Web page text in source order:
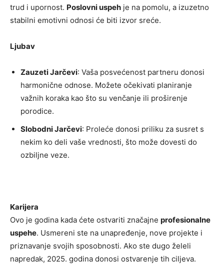
trud i upornost. Poslovni uspeh je na pomolu, a izuzetno
stabilni emotivni odnosi će biti izvor sreće.
Ljubav
Zauzeti Jarčevi: Vaša posvećenost partneru donosi
harmonične odnose. Možete očekivati planiranje
važnih koraka kao što su venčanje ili proširenje
porodice.
Slobodni Jarčevi: Proleće donosi priliku za susret s
nekim ko deli vaše vrednosti, što može dovesti do
ozbiljne veze.
Karijera
Ovo je godina kada ćete ostvariti značajne profesionalne
uspehe. Usmereni ste na unapređenje, nove projekte i
priznavanje svojih sposobnosti. Ako ste dugo želeli
napredak, 2025. godina donosi ostvarenje tih ciljeva.